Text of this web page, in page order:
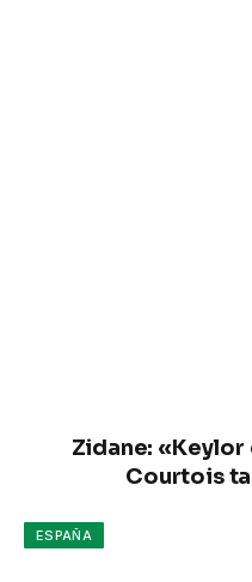
Zidane: «Keylor
Courtois
ESPAÑA